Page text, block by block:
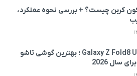
کربن چیست؟ + بررسی نحوه عملکرد،
بررسی Galaxy Z Fold8 Ultra ؛ بهترین گوشی تاشو
سال 2026